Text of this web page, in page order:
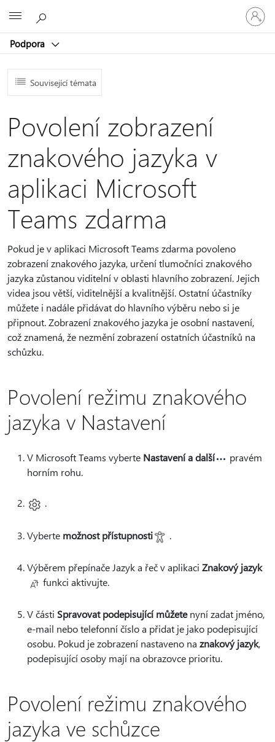
Podpora
Přihlaste
se
ke
účtu
Související témata
Povolení zobrazení
znakového jazyka v
aplikaci Microsoft
Teams zdarma
Pokud je v aplikaci Microsoft Teams zdarma povoleno
zobrazení znakového jazyka, určení tlumočníci znakového
jazyka zůstanou viditelní v oblasti hlavního zobrazení. Jejich
videa jsou větší, viditelnější a kvalitnější. Ostatní účastníky
můžete i nadále přidávat do hlavního výběru nebo si je
připnout. Zobrazení znakového jazyka je osobní nastavení,
což znamená, že nezmění zobrazení ostatních účastníků na
schůzku.
Povolení režimu znakového
jazyka v Nastavení
V Microsoft Teams vyberte Nastavení a další
pravém
horním rohu.
.
Vyberte možnost přístupnosti .
Výběrem přepínače Jazyk a řeč v aplikaci Znakový jazyk
funkci aktivujte.
V části Spravovat podepisující můžetenyní zadat jméno,
e-mail nebo telefonní číslo a přidat je jako podepisující
osobu. Pokud je zobrazení nastaveno na znakový jazyk,
podepisující osoby mají na obrazovce prioritu.
Povolení režimu znakového
jazyka ve schůzce